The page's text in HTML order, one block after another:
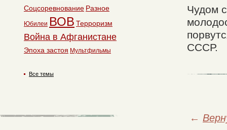
Чудом
СССР.
←
Соцсоревнование Разное
Юбилеи ВОВ Терроризм
Война в Афганистане
Эпоха застоя Мультфильмы
Все темы